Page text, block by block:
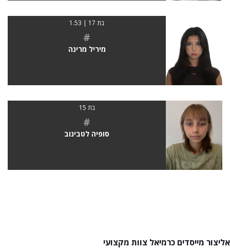
בת 17 | 1.53
#
מיריל מרינה
בת 15
#
סופיה לטבינוב
אליצור מייסדים כרמיאל צוות מקצועי